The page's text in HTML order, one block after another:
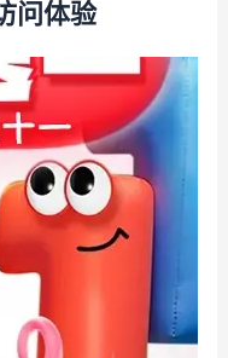
问体验